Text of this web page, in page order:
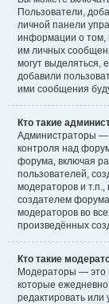
Пользователи,
личной панели
информации о том,
им личных
могут выделяться,
добавили
ими сообщения
Кто такие
Администраторы —
контроля над
форума, включая
пользователей,
модераторов и т.п.,
создателем
модераторов во
произведённых
Кто такие
Модераторы — это
которые
редактировать или